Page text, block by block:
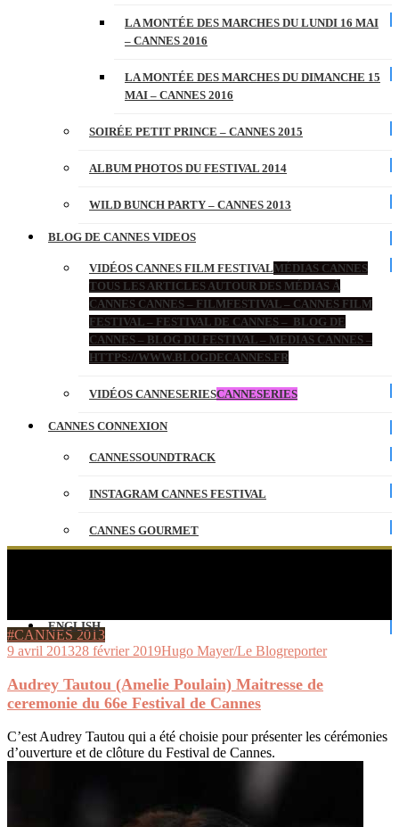
LA MONTÉE DES MARCHES DU LUNDI 16 MAI
– CANNES 2016
LA MONTÉE DES MARCHES DU DIMANCHE 15
MAI – CANNES 2016
SOIRÉE PETIT PRINCE – CANNES 2015
ALBUM PHOTOS DU FESTIVAL 2014
WILD BUNCH PARTY – CANNES 2013
BLOG DE CANNES VIDEOS
VIDÉOS CANNES FILM FESTIVALMÉDIAS CANNES
TOUS LES ARTICLES AUTOUR DES MÉDIAS À
CANNES CANNES – FILMFESTIVAL – CANNES FILM
FESTIVAL – FESTIVAL DE CANNES – BLOG DE
CANNES – BLOG DU FESTIVAL – MEDIAS CANNES –
HTTPS://WWW.BLOGDECANNES.FR
VIDÉOS CANNESERIESCANNESERIES
CANNES CONNEXION
CANNESSOUNDTRACK
INSTAGRAM CANNES FESTIVAL
CANNES GOURMET
ENGLISH
#CANNES 2013
9 avril 201328 février 2019Hugo Mayer/Le Blogreporter
Audrey Tautou (Amelie Poulain) Maitresse de
ceremonie du 66e Festival de Cannes
C’est Audrey Tautou qui a été choisie pour présenter les cérémonies
d’ouverture et de clôture du Festival de Cannes.